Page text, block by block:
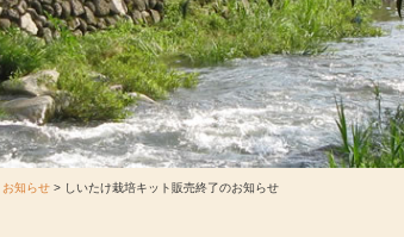
お知らせ> しいたけ栽培キット販売終了のお知らせ